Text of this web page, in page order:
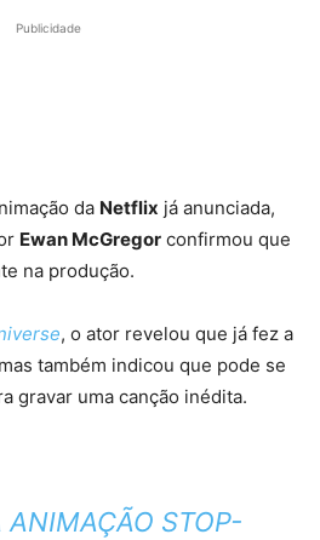
Publicidade
da Netflix já anunciada,
Ewan McGregor confirmou que
na produção.
, o ator revelou que já fez a
também indicou que pode se
gravar uma canção inédita.
ANIMAÇÃO STOP-